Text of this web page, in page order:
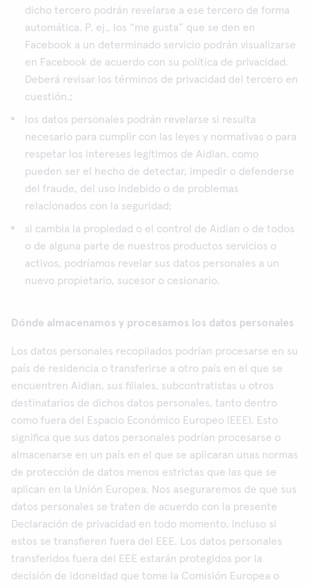
dicho tercero podrán revelarse a ese tercero de forma
automática. P. ej., los “me gusta” que se den en
Facebook a un determinado servicio podrán visualizarse
en Facebook de acuerdo con su política de privacidad.
Deberá revisar los términos de privacidad del tercero en
cuestión.;
los datos personales podrán revelarse si resulta
necesario para cumplir con las leyes y normativas o para
respetar los intereses legítimos de Aidian, como
pueden ser el hecho de detectar, impedir o defenderse
del fraude, del uso indebido o de problemas
relacionados con la seguridad;
si cambia la propiedad o el control de Aidian o de todos
o de alguna parte de nuestros productos servicios o
activos, podríamos revelar sus datos personales a un
nuevo propietario, sucesor o cesionario.
Dónde almacenamos y procesamos los datos personales
Los datos personales recopilados podrían procesarse en su
país de residencia o transferirse a otro país en el que se
encuentren Aidian, sus filiales, subcontratistas u otros
destinatarios de dichos datos personales, tanto dentro
como fuera del Espacio Económico Europeo (EEE). Esto
significa que sus datos personales podrían procesarse o
almacenarse en un país en el que se aplicaran unas normas
de protección de datos menos estrictas que las que se
aplican en la Unión Europea. Nos aseguraremos de que sus
datos personales se traten de acuerdo con la presente
Declaración de privacidad en todo momento, incluso si
estos se transfieren fuera del EEE. Los datos personales
transferidos fuera del EEE estarán protegidos por la
decisión de idoneidad que tome la Comisión Europea o